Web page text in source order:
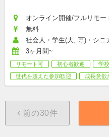
オンライン開催/フルリモー
無料
社会人・学生(大, 専)・シニ
3ヶ月間~
リモート可 初心者歓迎
学
世代を超えた参加歓迎
成長意欲
前の30件